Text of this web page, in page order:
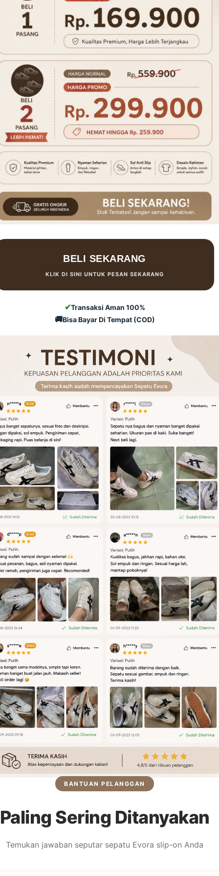
BELI SEKARANG
KLIK DI SINI UNTUK PESAN SEKARANG
✔Transaksi Aman 100%
🚚Bisa Bayar Di Tempat (COD)
BANTUAN PELANGGAN
Paling Sering Ditanyakan
Temukan jawaban seputar sepatu Evora slip-on Anda